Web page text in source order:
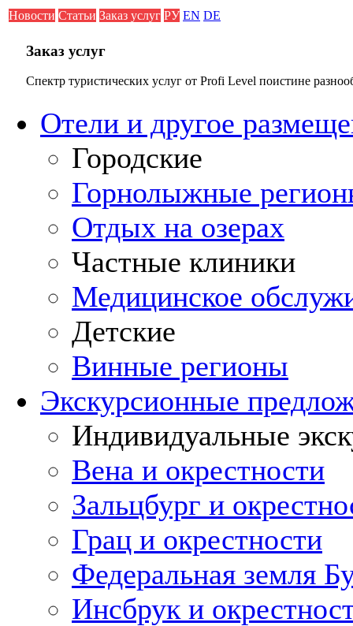
Новости Статьи Заказ услуг РУ EN DE
Заказ услуг
Спектр туристических услуг от Profi Level поистине
Отели и другое
Городские
Горнолыжные
Отдых на озерах
Частные клиники
Медицинское
Детские
Винные регионы
Экскурсионные
Индивидуальные
Вена и окрестности
Зальцбург и
Грац и окрестности
Федеральная земля
Инсбрук и